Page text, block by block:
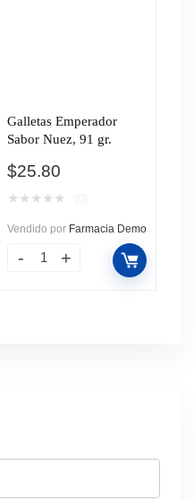
Galletas Emperador
Sabor Nuez, 91 gr.
$25.80
★ ★ ★ ★ ★
Vendido por Farmacia Demo